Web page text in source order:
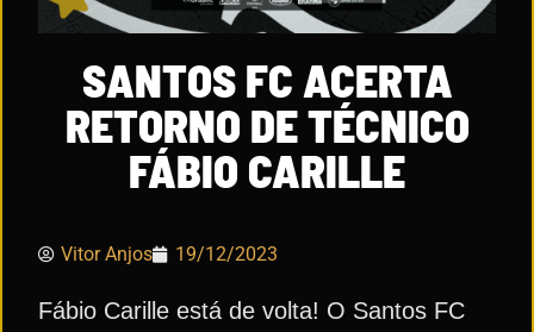
SANTOS FC ACERTA
RETORNO DE TÉCNICO
FÁBIO CARILLE
Vitor Anjos 19/12/2023
Fábio Carille está de volta! O Santos FC